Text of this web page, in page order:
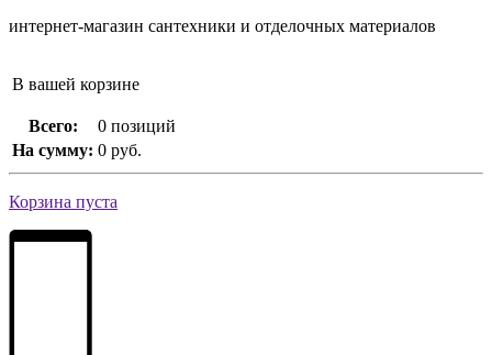
интернет-магазин сантехники и отделочных материалов
В вашей корзине
Всего:
0 позиций
На сумму: 0 руб.
Корзина пуста